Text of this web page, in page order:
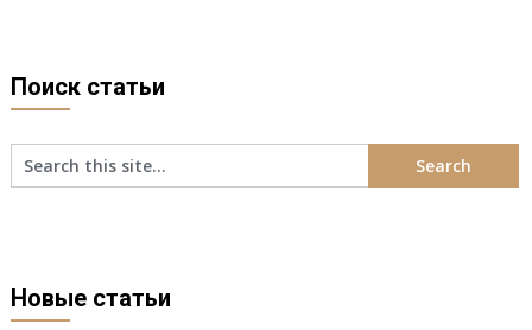
Поиск статьи
Новые статьи